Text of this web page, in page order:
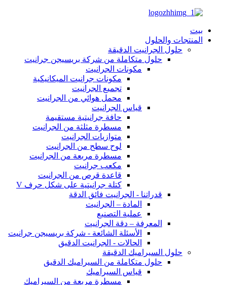
بيت
المنتجات والحلول
حلول الجرانيت الدقيقة
حلول متكاملة من شركة بريسيجن جرانيت
مكونات الجرانيت
مكونات جرانيت الميكانيكية
تجميع الجرانيت
محمل هوائي من الجرانيت
قياس الجرانيت
حافة جرانيتية مستقيمة
مسطرة مثلثة من الجرانيت
متوازيات الجرانيت
لوح سطح من الجرانيت
مسطرة مربعة من الجرانيت
مكعب جرانيت
قاعدة قرص من الجرانيت
كتلة جرانيتية على شكل حرف V
قدراتنا - الجرانيت فائق الدقة
المادة – الجرانيت
عملية التصنيع
المعرفة – دقة الجرانيت
الأسئلة الشائعة - شركة بريسيجن جرانيت
الحالات - الجرانيت الدقيق
حلول السيراميك الدقيقة
حلول متكاملة من السيراميك الدقيق
قياس السيراميك
مسطرة مربعة من السيراميك